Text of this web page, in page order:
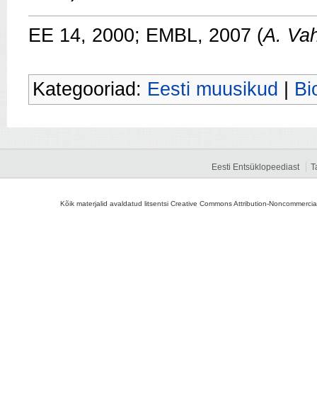
EE 14, 2000; EMBL, 2007 (A.
Kategooriad: Eesti muusikud
Eesti Entsüklopeediast
Kõik materjalid avaldatud litsentsi Creative Commons Attribution-